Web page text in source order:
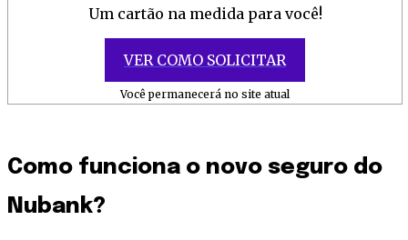
Um cartão na medida para você!
VER COMO SOLICITAR
Você permanecerá no site atual
Como funciona o novo seguro do
Nubank?